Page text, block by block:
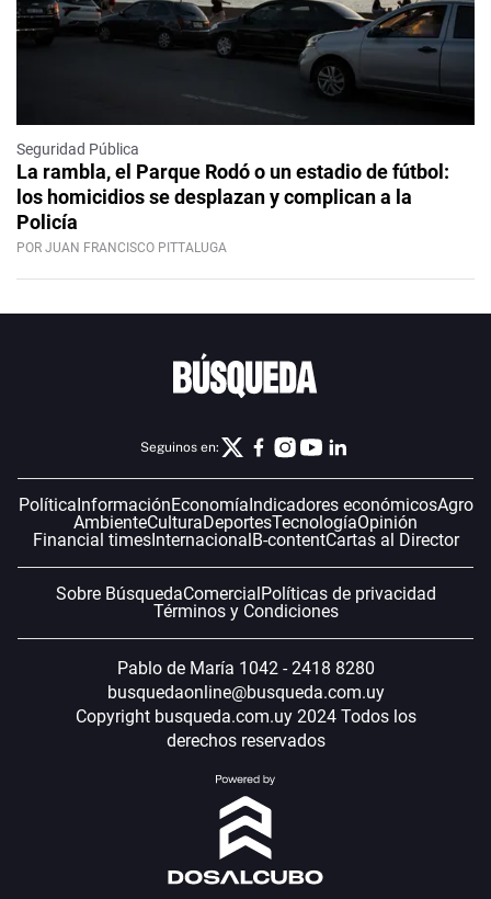
Seguridad Pública
La rambla, el Parque Rodó o un estadio de fútbol:
los homicidios se desplazan y complican a la
Policía
POR JUAN FRANCISCO PITTALUGA
Seguinos en:
Política InformaciónEconomía Indicadores económicosAgro
AmbienteCulturaDeportesTecnologíaOpinión
Financial timesInternacional B-contentCartas al Director
Sobre BúsquedaComercial Políticas de privacidad
Términos y Condiciones
Pablo de María 1042 - 2418 8280
busquedaonline@busqueda.com.uy
Copyright busqueda.com.uy 2024 Todos los
derechos reservados